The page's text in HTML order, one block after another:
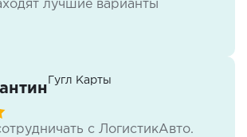
лучшие варианты
на встречу , по документации
с которым просто
Гугл Карты
с ЛогистикАвто.